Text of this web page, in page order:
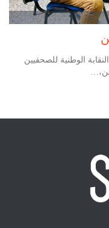
15 جويلية 2026 بمقرّ النقابة الوطنية للصحفيين